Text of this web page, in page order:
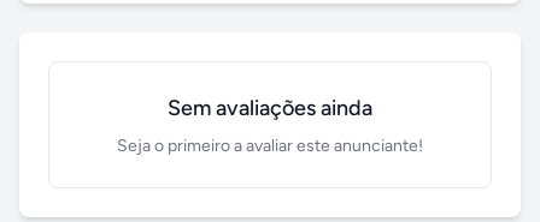
Sem avaliações ainda
Seja o primeiro a avaliar este anunciante!